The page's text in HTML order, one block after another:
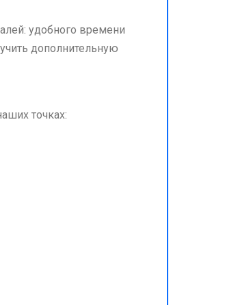
удобного времени
дополнительную
точках: